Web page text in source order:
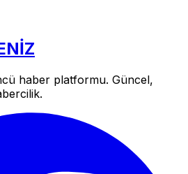
haber platformu. Güncel,